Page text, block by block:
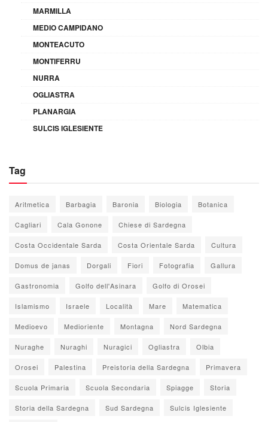
MARMILLA
MEDIO CAMPIDANO
MONTEACUTO
MONTIFERRU
NURRA
OGLIASTRA
PLANARGIA
SULCIS IGLESIENTE
Tag
Aritmetica Barbagia Baronia Biologia Botanica
Cagliari Cala Gonone Chiese di Sardegna
Costa Occidentale Sarda Costa Orientale Sarda Cultura
Domus de janas Dorgali Fiori Fotografia Gallura
Gastronomia Golfo dell'Asinara Golfo di Orosei
Islamismo Israele Località Mare Matematica
Medioevo Medioriente Montagna Nord Sardegna
Nuraghe Nuraghi Nuragici Ogliastra Olbia
Orosei Palestina Preistoria della Sardegna Primavera
Scuola Primaria Scuola Secondaria Spiagge Storia
Storia della Sardegna Sud Sardegna Sulcis Iglesiente